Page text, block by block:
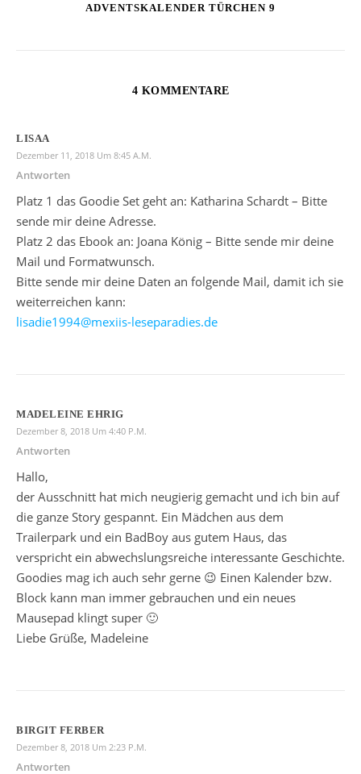
ADVENTSKALENDER TÜRCHEN 9
4 KOMMENTARE
LISAA
Dezember 11, 2018 Um 8:45 A.m.
Antworten
Platz 1 das Goodie Set geht an: Katharina Schardt – Bitte
sende mir deine Adresse.
Platz 2 das Ebook an: Joana König – Bitte sende mir deine
Mail und Formatwunsch.
Bitte sende mir deine Daten an folgende Mail, damit ich sie
weiterreichen kann:
lisadie1994@mexiis-leseparadies.de
MADELEINE EHRIG
Dezember 8, 2018 Um 4:40 P.m.
Antworten
Hallo,
der Ausschnitt hat mich neugierig gemacht und ich bin auf
die ganze Story gespannt. Ein Mädchen aus dem
Trailerpark und ein BadBoy aus gutem Haus, das
verspricht ein abwechslungsreiche interessante Geschichte.
Goodies mag ich auch sehr gerne 😉 Einen Kalender bzw.
Block kann man immer gebrauchen und ein neues
Mausepad klingt super 🙂
Liebe Grüße, Madeleine
BIRGIT FERBER
Dezember 8, 2018 Um 2:23 P.m.
Antworten